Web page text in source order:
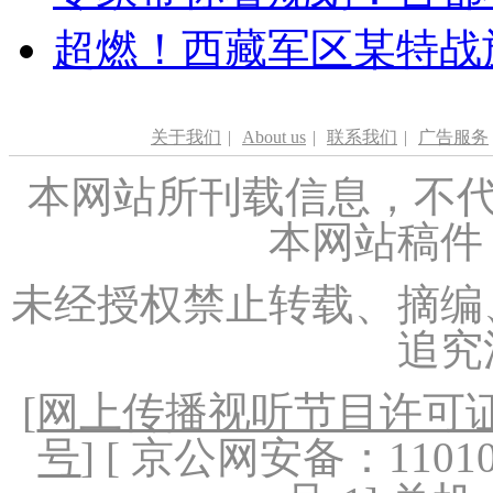
超燃！西藏军区某特
关于我们 | About us | 联系我们 | 广告服务
本网站所刊载信息，不
本网站稿
未经授权禁止转载、摘
追
[网上传播视听节目许可
号] [ 京公网安备：